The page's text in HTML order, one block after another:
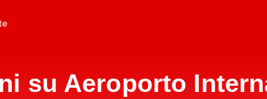
su Aeroporto